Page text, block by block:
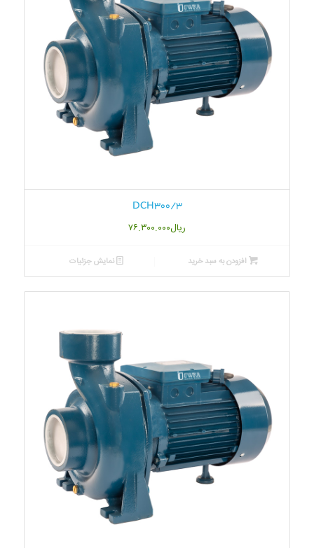
3/DCH300
ریال۷۶.۳۰۰.۰۰۰
افزودن به سبد خرید نمایش جزئیات